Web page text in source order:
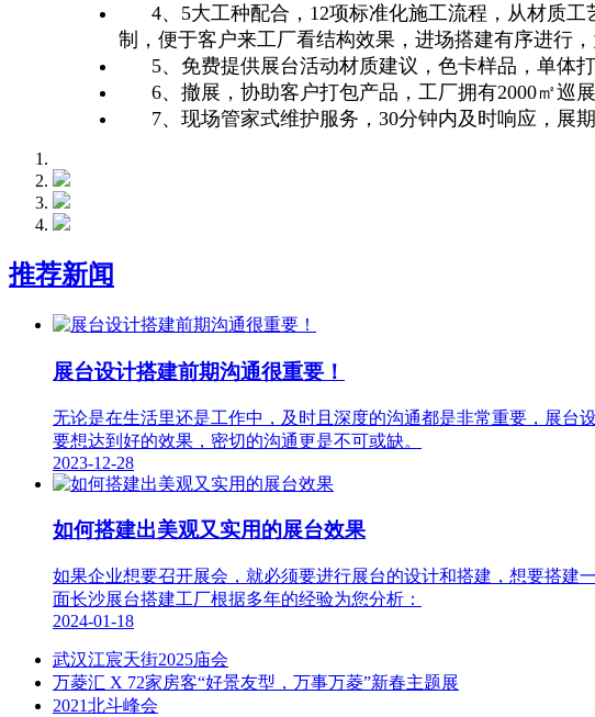
4、5大工种配合，12项标准化施工流程，从材质工
制，便于客户来工厂看结构效果，进场搭建有序进行
5、免费提供展台活动材质建议，色卡样品，单体打
6、撤展，协助客户打包产品，工厂拥有2000㎡巡展
7、现场管家式维护服务，30分钟内及时响应，展
推荐新闻
展台设计搭建前期沟通很重要！
无论是在生活里还是工作中，及时且深度的沟通都是非常重要，展台
要想达到好的效果，密切的沟通更是不可或缺。
2023-12-28
如何搭建出美观又实用的展台效果
如果企业想要召开展会，就必须要进行展台的设计和搭建，想要搭
面长沙展台搭建工厂根据多年的经验为您分析：
2024-01-18
武汉江宸天街2025庙会
万菱汇 X 72家房客“好景友型，万事万菱”新春主题展
2021北斗峰会